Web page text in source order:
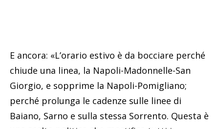
E ancora: «L’orario estivo è da bocciare perché
chiude una linea, la Napoli-Madonnelle-San
Giorgio, e sopprime la Napoli-Pomigliano;
perché prolunga le cadenze sulle linee di
Baiano, Sarno e sulla stessa Sorrento. Questa è